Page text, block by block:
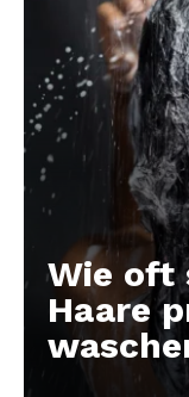
Wie oft
Haare